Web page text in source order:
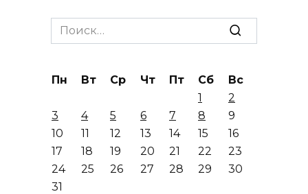
Search
for:
Пн Вт Ср Чт Пт Сб
Вс
1
2
3
4 5 6 7 8
9
10
11 12 13 14 15
16
17
18 19 20 21 22
23
24
25 26 27 28 29
30
31